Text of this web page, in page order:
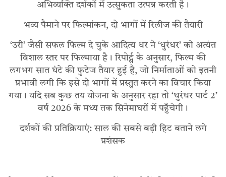
अभिव्यक्ति दर्शकों में उत्सुकता उत्पन्न करती है।
भव्य पैमाने पर फिल्मांकन, दो भागों में रिलीज की तैयारी
‘उरी’ जैसी सफल फिल्म दे चुके आदित्य धर ने ‘धुरंधर’ को अत्यंत
विशाल स्तर पर फिल्माया है। रिपोर्ट्स के अनुसार, फिल्म की
लगभग सात घंटे की फुटेज तैयार हुई है, जो निर्माताओं को इतनी
प्रभावी लगी कि इसे दो भागों में प्रस्तुत करने का विचार किया
गया। यदि सब कुछ तय योजना के अनुसार रहा तो ‘धुरंधर पार्ट 2’
वर्ष 2026 के मध्य तक सिनेमाघरों में पहुँचेगी।
दर्शकों की प्रतिक्रियाएं: साल की सबसे बड़ी हिट बताने लगे
प्रशंसक